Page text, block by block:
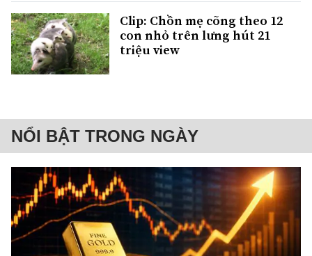
Clip: Chồn mẹ cõng theo 12
con nhỏ trên lưng hút 21
triệu view
NỔI BẬT TRONG NGÀY